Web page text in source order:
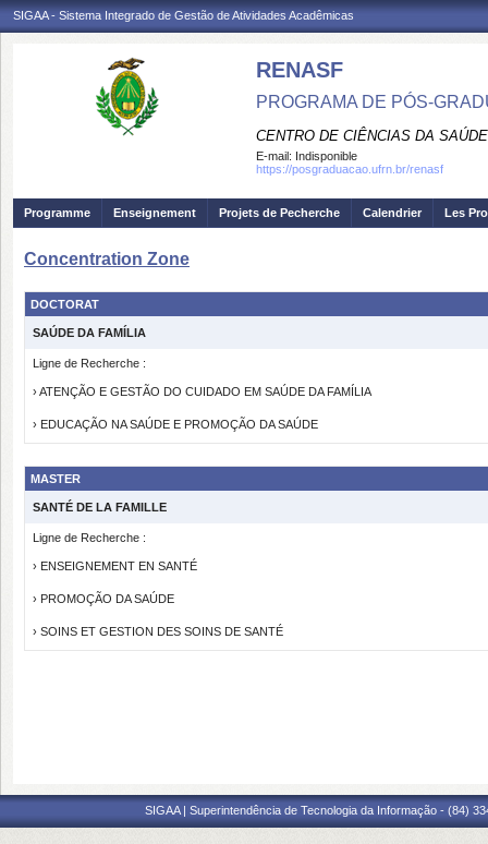
SIGAA - Sistema Integrado de Gestão de Atividades Acadêmicas
RENASF
PROGRAMA DE PÓS-
CENTRO DE CIÊNCIAS DA SAÚDE
E-mail: Indisponible
https://posgraduacao.ufrn.br/renasf
Programme Enseignement Projets de Pecherche Calendrier Les
Concentration Zone
DOCTORAT
SAÚDE DA FAMÍLIA
Ligne de Recherche :
› ATENÇÃO E GESTÃO DO CUIDADO EM SAÚDE DA FAMÍLIA
› EDUCAÇÃO NA SAÚDE E PROMOÇÃO DA SAÚDE
MASTER
SANTÉ DE LA FAMILLE
Ligne de Recherche :
› ENSEIGNEMENT EN SANTÉ
› PROMOÇÃO DA SAÚDE
› SOINS ET GESTION DES SOINS DE SANTÉ
SIGAA | Superintendência de Tecnologia da Informação - (84)